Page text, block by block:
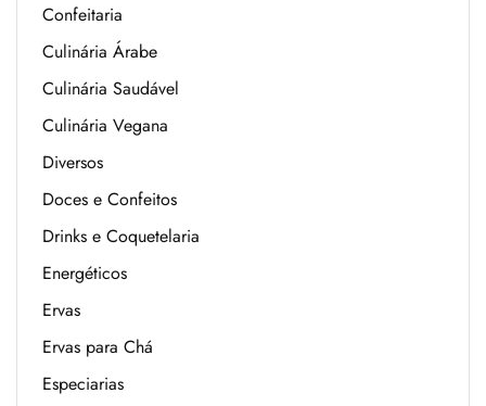
Confeitaria
Culinária Árabe
Culinária Saudável
Culinária Vegana
Diversos
Doces e Confeitos
Drinks e Coquetelaria
Energéticos
Ervas
Ervas para Chá
Especiarias